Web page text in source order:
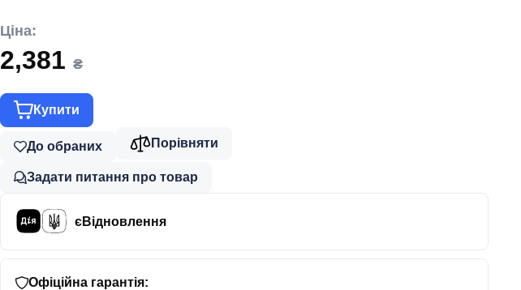
Ціна:
2,381 ₴
Купити
До обраних Порівняти
Задати питання про товар
єВідновлення
Офіційна гарантія: